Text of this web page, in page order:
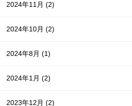
2024年11月(2)
2024年10月(2)
2024年8月(1)
2024年1月(2)
2023年12月(2)